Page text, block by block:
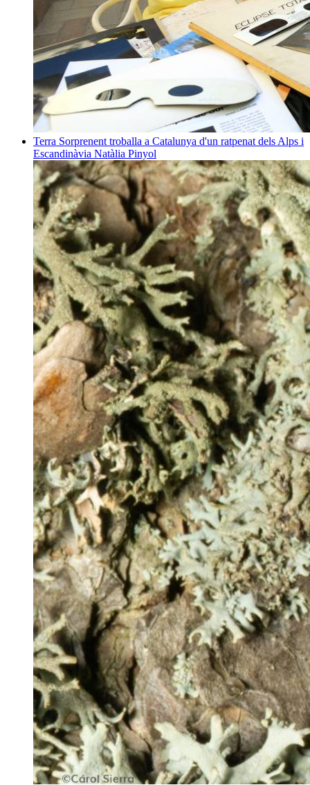
Terra Sorprenent troballa a Catalunya d'un ratpenat dels Alps i
Escandinàvia Natàlia Pinyol